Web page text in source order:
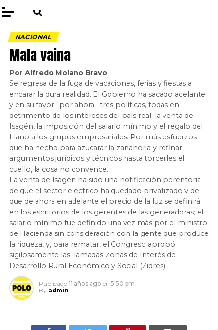
NACIONAL
Mala vaina
Por Alfredo Molano Bravo
Se regresa de la fuga de vacaciones, ferias y fiestas a
encarar la dura realidad. El Gobierno ha sacado adelante
y en su favor –por ahora– tres políticas, todas en
detrimento de los intereses del país real: la venta de
Isagén, la imposición del salario mínimo y el regalo del
Llano a los grupos empresariales. Por más esfuerzos
que ha hecho para azucarar la zanahoria y refinar
argumentos jurídicos y técnicos hasta torcerles el
cuello, la cosa no convence.
La venta de Isagén ha sido una notificación perentoria
de que el sector eléctrico ha quedado privatizado y de
que de ahora en adelante el precio de la luz se definirá
en los escritorios de los gerentes de las generadoras; el
salario mínimo fue definido una vez más por el ministro
de Hacienda sin consideración con la gente que produce
la riqueza, y, para rematar, el Congreso aprobó
sigilosamente las llamadas Zonas de Interés de
Desarrollo Rural Económico y Social (Zidres).
Publicado 11 años ago en 5:50 pm
By admin